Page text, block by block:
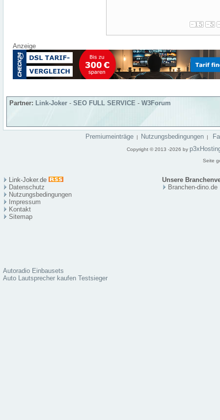
Anzeige
Partner: Link-Joker - SEO FULL SERVICE - W3Forum
Premiumeinträge | Nutzungsbedingungen |
Copyright © 2013 -2026 by
Seite
Link-Joker.de
Unsere
Datenschutz
Nutzungsbedingungen
Impressum
Kontakt
Sitemap
Branchen-dino.de
Autoradio Einbausets
Auto Lautsprecher kaufen Testsieger